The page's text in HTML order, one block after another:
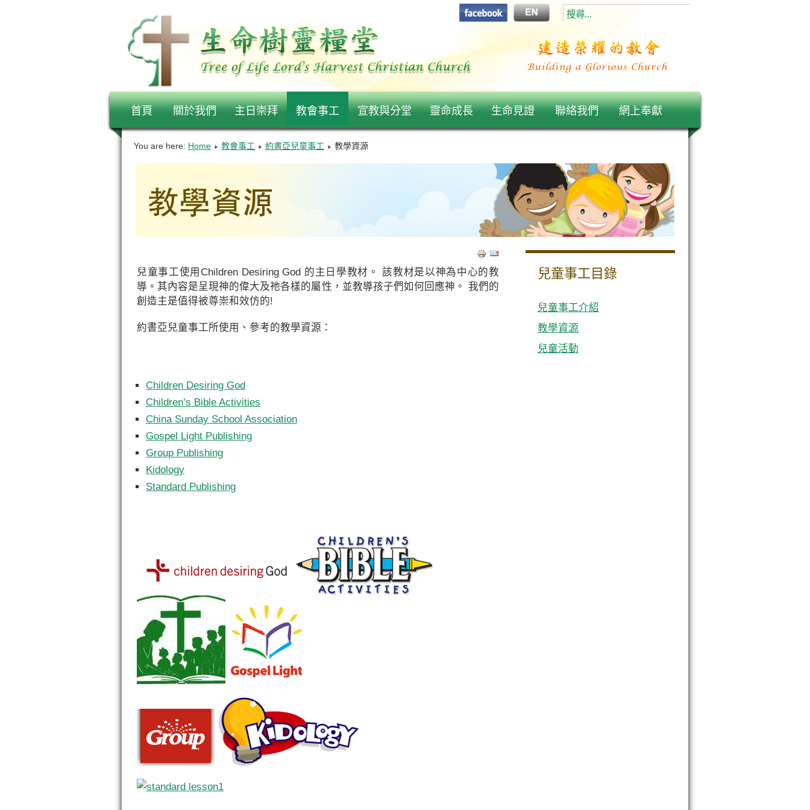
首頁 關於我們 主日崇拜 教會事工 宣教與分堂 靈命成長 生命見證 聯絡我們 網上奉獻
You are here: Home 教會事工 約書亞兒童事工 教學資源
兒童事工使用Children Desiring God 的主日學教材。 該教材是以神為中心的教
導。其內容是呈現神的偉大及祂各樣的屬性，並教導孩子們如何回應神。 我們的
創造主是值得被尊崇和效仿的!
約書亞兒童事工所使用、參考的教學資源：
Children Desiring God
Children’s Bible Activities
China Sunday School Association
Gospel Light Publishing
Group Publishing
Kidology
Standard Publishing
兒童事工目錄
兒童事工介紹
教學資源
兒童活動